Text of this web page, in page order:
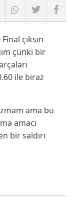
çıksın
çünki bir
ile biraz
ama bu
amacı
bir saldırı